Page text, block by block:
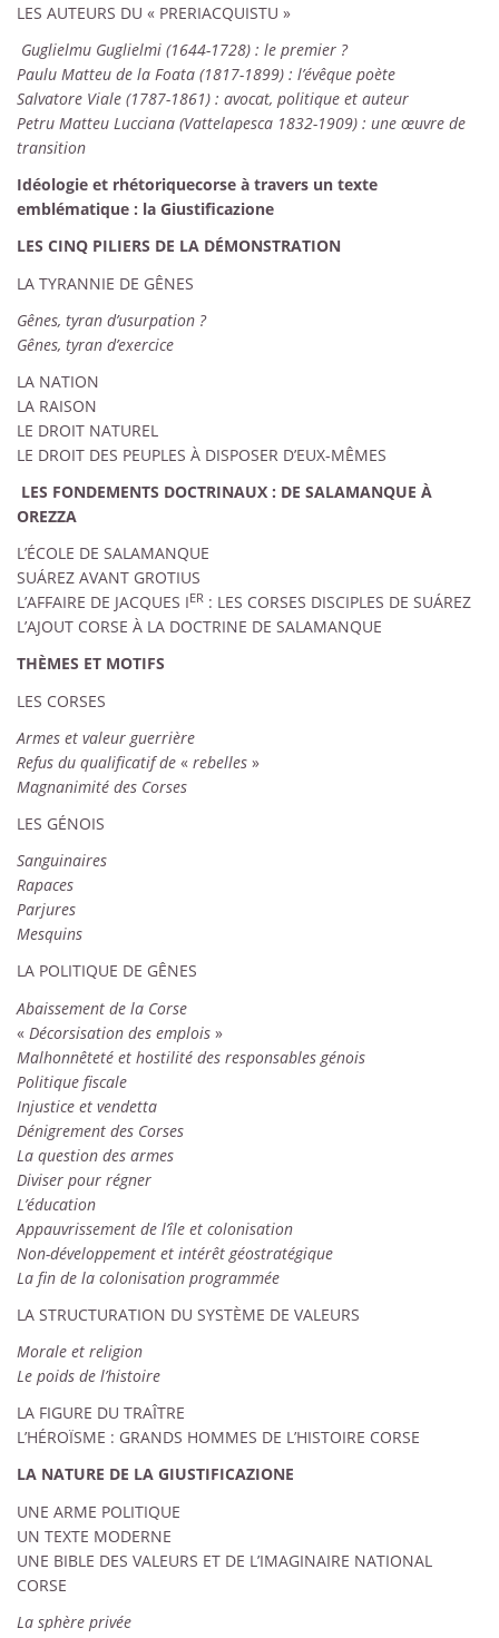
LES AUTEURS DU « PRERIACQUISTU »
Guglielmu Guglielmi (1644-1728) : le premier ?
Paulu Matteu de la Foata (1817-1899) : l’évêque poète
Salvatore Viale (1787-1861) : avocat, politique et auteur
Petru Matteu Lucciana (Vattelapesca 1832-1909) : une œuvre de
transition
Idéologie et rhétoriquecorse à travers un texte
emblématique : la Giustificazione
LES CINQ PILIERS DE LA DÉMONSTRATION
LA TYRANNIE DE GÊNES
Gênes, tyran d’usurpation ?
Gênes, tyran d’exercice
LA NATION
LA RAISON
LE DROIT NATUREL
LE DROIT DES PEUPLES À DISPOSER D’EUX-MÊMES
LES FONDEMENTS DOCTRINAUX : DE SALAMANQUE À
OREZZA
L’ÉCOLE DE SALAMANQUE
SUÁREZ AVANT GROTIUS
L’AFFAIRE DE JACQUES IER : LES CORSES DISCIPLES DE SUÁREZ
L’AJOUT CORSE À LA DOCTRINE DE SALAMANQUE
THÈMES ET MOTIFS
LES CORSES
Armes et valeur guerrière
Refus du qualificatif de « rebelles »
Magnanimité des Corses
LES GÉNOIS
Sanguinaires
Rapaces
Parjures
Mesquins
LA POLITIQUE DE GÊNES
Abaissement de la Corse
« Décorsisation des emplois »
Malhonnêteté et hostilité des responsables génois
Politique fiscale
Injustice et vendetta
Dénigrement des Corses
La question des armes
Diviser pour régner
L’éducation
Appauvrissement de l’île et colonisation
Non-développement et intérêt géostratégique
La fin de la colonisation programmée
LA STRUCTURATION DU SYSTÈME DE VALEURS
Morale et religion
Le poids de l’histoire
LA FIGURE DU TRAÎTRE
L’HÉROÏSME : GRANDS HOMMES DE L’HISTOIRE CORSE
LA NATURE DE LA GIUSTIFICAZIONE
UNE ARME POLITIQUE
UN TEXTE MODERNE
UNE BIBLE DES VALEURS ET DE L’IMAGINAIRE NATIONAL
CORSE
La sphère privée